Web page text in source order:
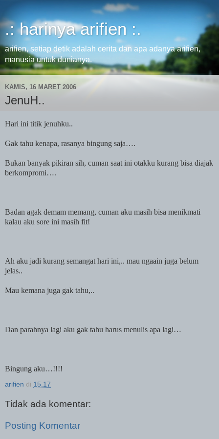
.: harinya arifien :.
arifien, setiap detik adalah cerita dan apa adanya arifien,
manusia untuk dunianya.
KAMIS, 16 MARET 2006
JenuH..
Hari ini titik jenuhku..
Gak tahu kenapa, rasanya bingung saja….
Bukan banyak pikiran sih, cuman saat ini otakku kurang bisa diajak
berkompromi….
Badan agak demam memang, cuman aku masih bisa menikmati
kalau aku sore ini masih fit!
Ah aku jadi kurang semangat hari ini,.. mau ngaain juga belum
jelas..
Mau kemana juga gak tahu,..
Dan parahnya lagi aku gak tahu harus menulis apa lagi…
Bingung aku…!!!!
arifien di 15.17
Tidak ada komentar:
Posting Komentar